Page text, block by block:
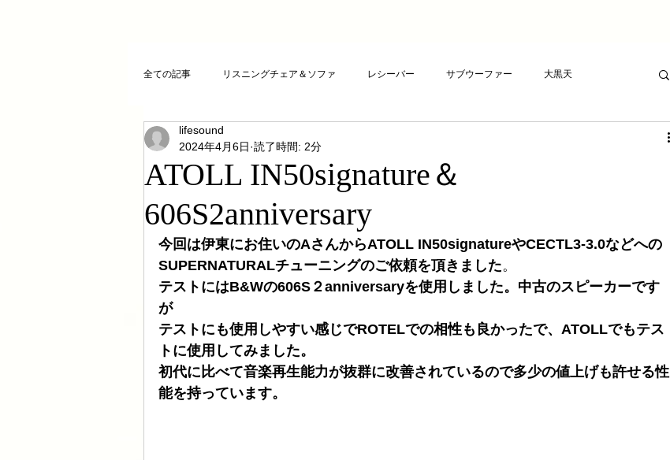
全ての記事 リスニングチェア＆ソファ レシーバー サブウーファー 大黒天
クリスタルチューニング
お気に入りCD FAZIOLI 電磁波バスター 新素材チューニング
cosmicチューニング お客様のご感想 LSエボニーパッド ダイヤモンドLSエボニーパッド
ATOLL ト音
ATOLL IN50signature＆
606S2anniversary
lifesound
2024年4月6日 読了時間: 2分
今回は伊東にお住いのAさんからATOLL IN50signatureやCECTL3-3.0などへの
SUPERNATURALチューニングのご依頼を頂きました。
テストにはB&Wの606S２anniversaryを使用しました。中古のスピーカーです
が
テストにも使用しやすい感じでROTELでの相性も良かったで、ATOLLでもテス
トに使用してみました。
初代に比べて音楽再生能力が抜群に改善されているので多少の値上げも許せる性
能を持っています。